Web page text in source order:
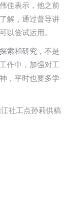
佳表示，他之前
解，通过督导讲
以尝试运用。
索和研究，不是
作中，加强对工
，平时也要多学
社工点孙莉供稿